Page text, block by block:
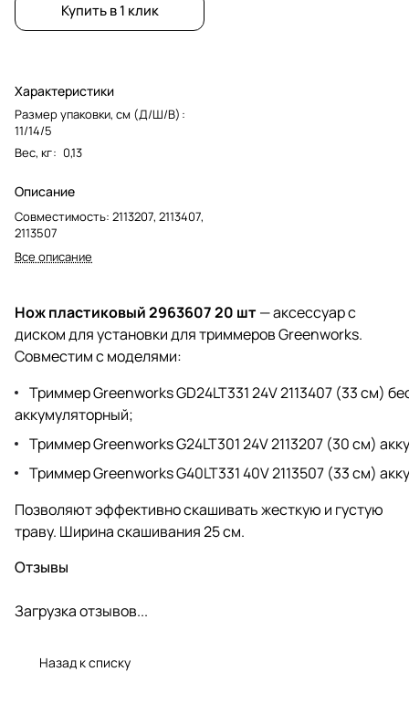
Купить в 1 клик
Характеристики
Размер упаковки, см (Д/Ш/В) :
11/14/5
Вес, кг: 0,13
Описание
Совместимость: 2113207, 2113407,
2113507
Все описание
Нож пластиковый 2963607 20 шт— аксессуар с
диском для установки для триммеров Greenworks.
Совместим с моделями:
Триммер Greenworks GD24LT331 24V 2113407 (33 см)
аккумуляторный;
Триммер Greenworks G24LT301 24V 2113207 (30 см)
Триммер Greenworks G40LT331 40V 2113507 (33 см)
Позволяют эффективно скашивать жесткую и густую
траву. Ширина скашивания 25 см.
Отзывы
Загрузка отзывов...
Назад к списку